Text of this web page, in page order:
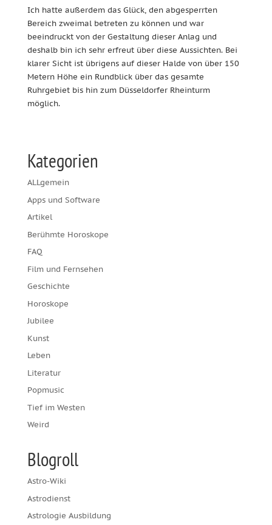
Ich hatte außerdem das Glück, den abgesperrten
Bereich zweimal betreten zu können und war
beeindruckt von der Gestaltung dieser Anlag und
deshalb bin ich sehr erfreut über diese Aussichten. Bei
klarer Sicht ist übrigens auf dieser Halde von über 150
Metern Höhe ein Rundblick über das gesamte
Ruhrgebiet bis hin zum Düsseldorfer Rheinturm
möglich.
Kategorien
ALLgemein
Apps und Software
Artikel
Berühmte Horoskope
FAQ
Film und Fernsehen
Geschichte
Horoskope
Jubilee
Kunst
Leben
Literatur
Popmusic
Tief im Westen
Weird
Blogroll
Astro-Wiki
Astrodienst
Astrologie Ausbildung